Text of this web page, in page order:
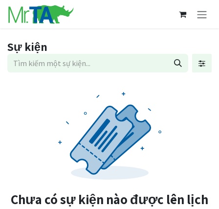
Bỏ qua để đến Nội dung
Sự kiện
Chưa có sự kiện nào được lên lịch